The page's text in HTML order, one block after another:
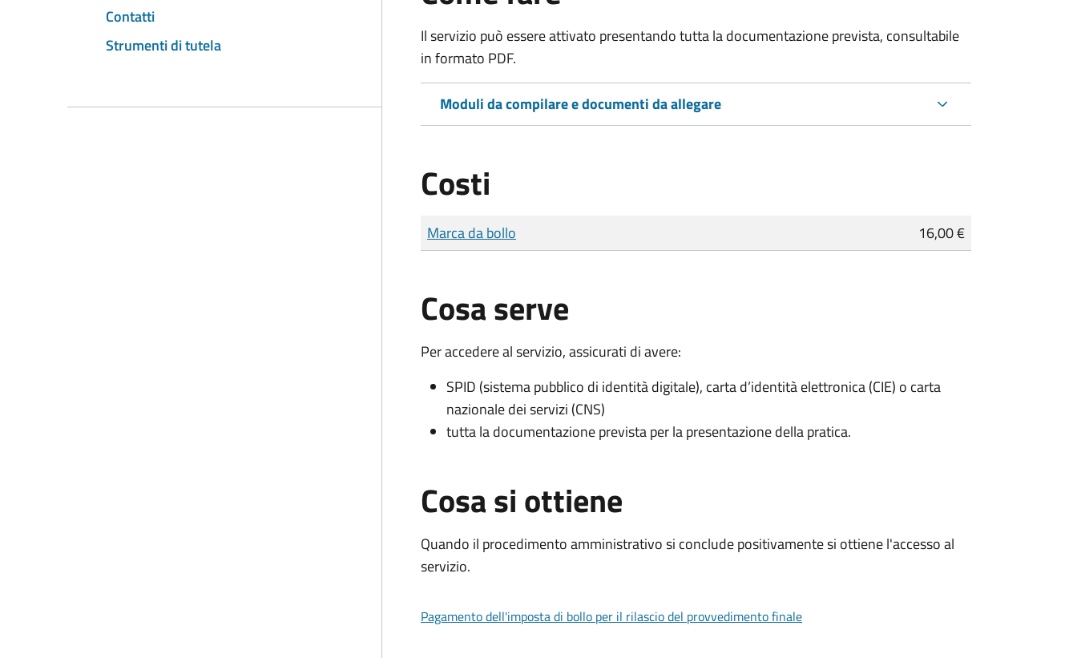
Contatti
Strumenti di tutela
Il servizio può essere attivato presentando tutta la documentazione prevista, consultabile
in formato PDF.
Moduli da compilare e documenti da allegare
Costi
Tipo di pagamento
Importo
Marca da bollo 16,00 €
Cosa serve
Per accedere al servizio, assicurati di avere:
SPID (sistema pubblico di identità digitale), carta d’identità elettronica (CIE) o carta
nazionale dei servizi (CNS)
tutta la documentazione prevista per la presentazione della pratica.
Cosa si ottiene
Quando il procedimento amministrativo si conclude positivamente si ottiene l'accesso al
servizio.
Pagamento dell'imposta di bollo per il rilascio del provvedimento finale